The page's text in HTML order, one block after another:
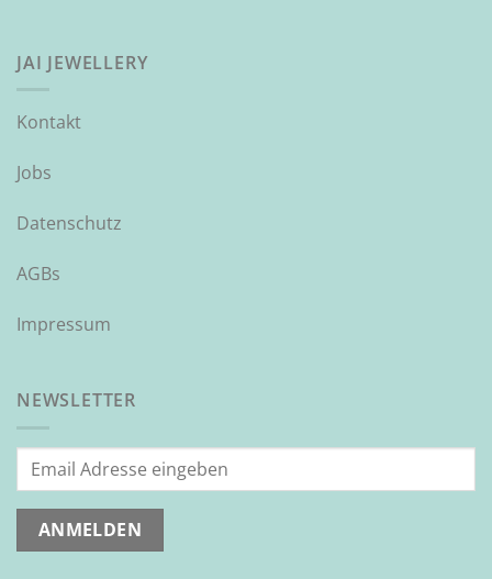
JAI JEWELLERY
Kontakt
Jobs
Datenschutz
AGBs
Impressum
NEWSLETTER